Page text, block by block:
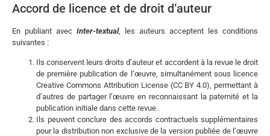
Accord de licence et de droit d’auteur
En publiant avec Inter-textual, les auteurs acceptent les conditions
suivantes :
Ils conservent leurs droits d’auteur et accordent à la revue le droit
de première publication de l’œuvre, simultanément sous licence
Creative Commons Attribution License (CC BY 4.0), permettant à
d’autres de partager l’œuvre en reconnaissant la paternité et la
publication initiale dans cette revue.
Ils peuvent conclure des accords contractuels supplémentaires
pour la distribution non exclusive de la version publiée de l’œuvre